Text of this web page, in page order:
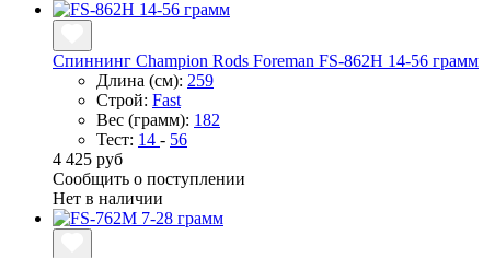
Спиннинг Champion Rods Foreman FS-862H 14-56 грамм
Длина (см): 259
Строй: Fast
Вес (грамм): 182
Тест: 14 - 56
4 425 руб
Сообщить о поступлении
Нет в наличии